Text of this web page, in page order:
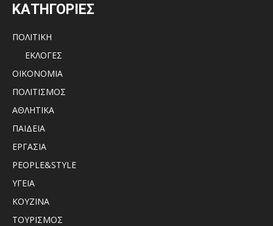
ΚΑΤΗΓΟΡΙΕΣ
ΠΟΛΙΤΙΚΗ
ΕΚΛΟΓΕΣ
ΟΙΚΟΝΟΜΙΑ
ΠΟΛΙΤΙΣΜΟΣ
ΑΘΛΗΤΙΚΑ
ΠΑΙΔΕΙΑ
ΕΡΓΑΣΙΑ
PEOPLE&STYLE
ΥΓΕΙΑ
ΚΟΥΖΙΝΑ
ΤΟΥΡΙΣΜΟΣ